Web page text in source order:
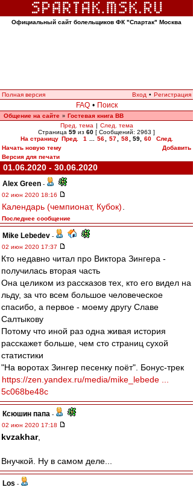
Официальный сайт болельщиков ФК "Спартак" Москва
Полная версия Вход • Регистрация
FAQ • Поиск
Общение на сайте » Гостевая книга ВВ
Пред. тема | След. тема
Страница 59 из 60 [ Сообщений: 2963 ]
На страницу Пред. 1 56 57 58 59, 60
След.
Начать новую тему
Добавить
Версия для печати
01.06.2020 - 30.06.2020
Alex Green -
02 июн 2020 18:16
Календарь (чемпионат, Кубок)
Последнее сообщение
Mike Lebedev -
02 июн 2020 17:37
Кто недавно читал про Виктора Зингера -
получилась вторая часть
Она целиком из рассказов тех, кто его видел на
льду, за что всем большое человеческое
спасибо, а первое - моему другу Славе
Салтыкову
Потому что иной раз одна живая история
расскажет больше, чем сто страниц сухой
статистики
"На воротах Зингер песенку поёт". Бонус-трек
https://zen.yandex.ru/media/mike_lebede ...
5c068be48c
Ксюшин папа -
02 июн 2020 17:18
kvzakhar,
Внучкой. Ну в самом деле...
Los -